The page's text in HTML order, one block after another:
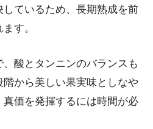
ているため、長期熟成を前
す。
酸とタンニンのバランスも
から美しい果実味としなや
価を発揮するには時間が必